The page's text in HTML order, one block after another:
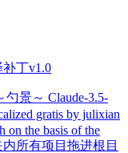
补丁v1.0
景～ Claude-3.5-
gratis by julixian
on the basis of the
内所有项目拖进根目